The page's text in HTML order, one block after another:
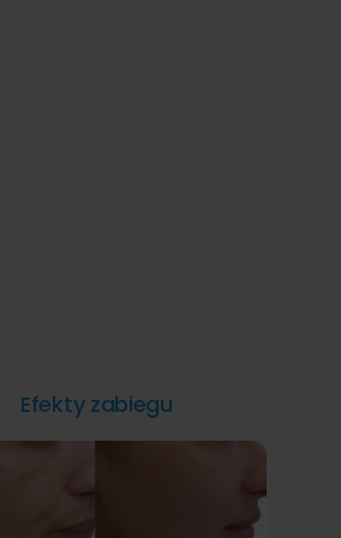
Efekty zabiegu